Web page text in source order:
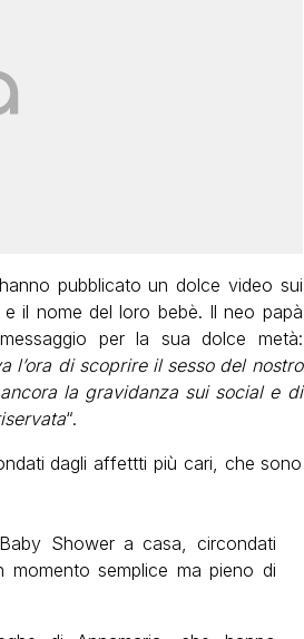
hanno pubblicato un dolce video sui
il nome del loro bebè. Il neo papà
per la sua dolce metà:
l’ora di scoprire il sesso del nostro
la gravidanza sui social e di
“.
dagli affettti più cari, che sono
Shower a casa, circondati
momento semplice ma pieno di